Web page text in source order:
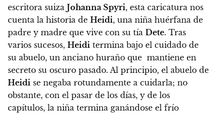
escritora suiza Johanna Spyri, esta caricatura nos
cuenta la historia de Heidi, una niña huérfana de
padre y madre que vive con su tía Dete. Tras
varios sucesos, Heidi termina bajo el cuidado de
su abuelo, un anciano huraño que mantiene en
secreto su oscuro pasado. Al principio, el abuelo de
Heidi se negaba rotundamente a cuidarla; no
obstante, con el pasar de los días, y de los
capítulos, la niña termina ganándose el frío